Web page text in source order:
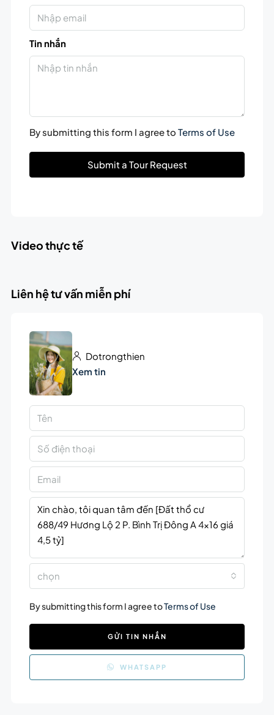
Tin nhắn
By submitting this form I agree to Terms of Use
Submit a Tour Request
Video thực tế
Liên hệ tư vấn miễn phí
Dotrongthien
Xem tin
chọn
By submitting this form I agree toTerms of Use
GỬI TIN NHẮN
WHATSAPP